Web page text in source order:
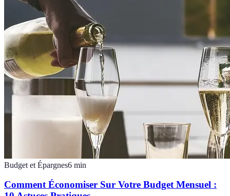
Budget et Épargnes6 min
Comment Économiser Sur Votre Budget Mensuel :